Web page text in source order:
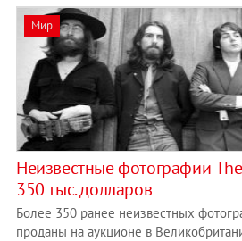
Мир
Неизвестные фотографии
350 тыс. долларов
Более 350 ранее неизвестных
проданы на аукционе в